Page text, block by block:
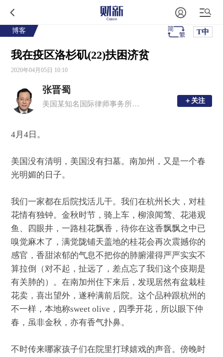
博客 T中
我在疫区洛杉矶(22)扶困济贫
2020年04月05日 10:10
张晋蜀
美国某知名国际律师事务所资深合伙人 ＋关注
＋关注
4月4日。
美国没有清明，美国没有扫墓。南加州，又是一个春
光明媚的日子。
我们一家都在后院找活儿干。我们在杭州长大，对桂
花情有独钟。金秋时节，骑上车，柳浪闻莺、花港观
鱼、四眼井，一路桂花飘香，待你在这香飘飘之中已
嗅觉麻木了，满觉陇铺天盖地的桂花会再次震撼你的
感官，香甜浓郁的气息不把你的肺腑灌得严严实实不
算拉倒（对不起，扯远了，差点忘了我们这个疫期是
有关肺的）。在南加州住下来后，发现居然有盆栽桂
花卖，喜出望外，遂种满前后院。这个品种跟杭州的
不一样，本地称sweet olive，四季开花，所以眼下仲
春，虽非金秋，亦有香气扑鼻。
不时传来哪家孩子们在院里打球嬉戏的声音。傍晚时